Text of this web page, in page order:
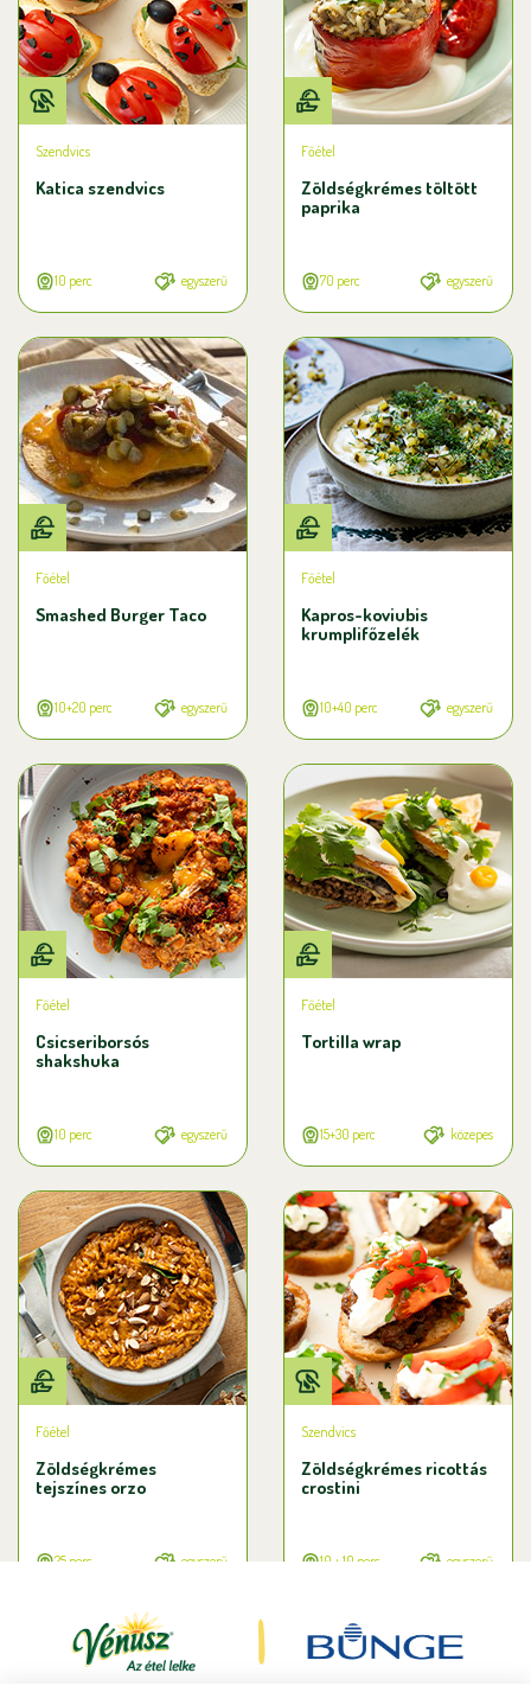
Szendvics
Katica szendvics
10 perc egyszerű
Főétel
Zöldségkrémes töltött
paprika
70 perc egyszerű
Főétel
Smashed Burger Taco
10+20 perc egyszerű
Főétel
Kapros-koviubis
krumplifőzelék
10+40 perc egyszerű
Főétel
Csicseriborsós
shakshuka
10 perc egyszerű
Főétel
Tortilla wrap
15+30 perc közepes
Főétel
Zöldségkrémes
tejszínes orzo
25 perc egyszerű
Szendvics
Zöldségkrémes ricottás
crostini
10 + 10 perc egyszerű